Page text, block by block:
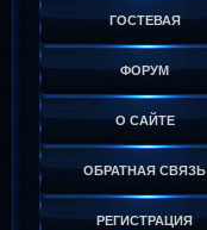
ГОСТЕВАЯ
ФОРУМ
О САЙТЕ
ОБРАТНАЯ СВЯЗЬ
РЕГИСТРАЦИЯ